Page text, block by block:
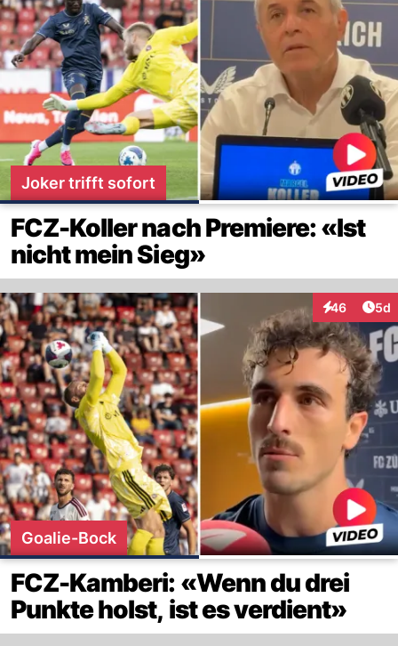
Joker trifft sofort
FCZ-Koller nach Premiere: «Ist
nicht mein Sieg»
46
Interaktionen
5d
Goalie-Bock
FCZ-Kamberi: «Wenn du drei
Punkte holst, ist es verdient»